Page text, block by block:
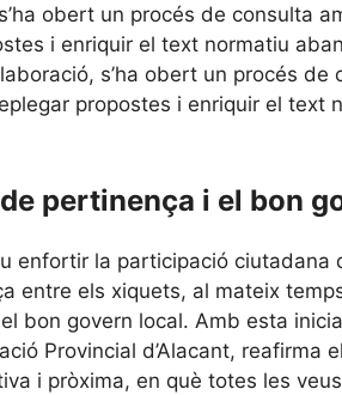
obert un procés de consulta
i enriquir el text normatiu
s’ha obert un procés
propostes i enriquir el
pertinença i el bon
enfortir la participació ciutadana
entre els xiquets, al mateix
bon govern local. Amb esta
Provincial d’Alacant,
i pròxima, en què totes les